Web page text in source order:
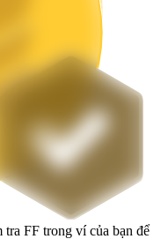
token phổ biến.
tra FF trong ví của bạn để